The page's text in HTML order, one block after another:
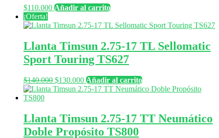
$110.000 Añadir al carrito
¡Oferta!
Llanta Timsun 2.75-17 TL Sellomatic
Sport Touring TS627
$140.000 El
precio
$140.000.
$130.000El
precio
$130.000.
Añadir al carrito
Llanta Timsun 2.75-17 TT Neumático
Doble Propósito TS800